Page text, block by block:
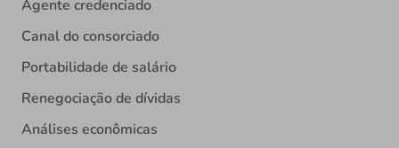
Agente credenciado
Canal do consorciado
Portabilidade de salário
Renegociação de dívidas
Análises econômicas